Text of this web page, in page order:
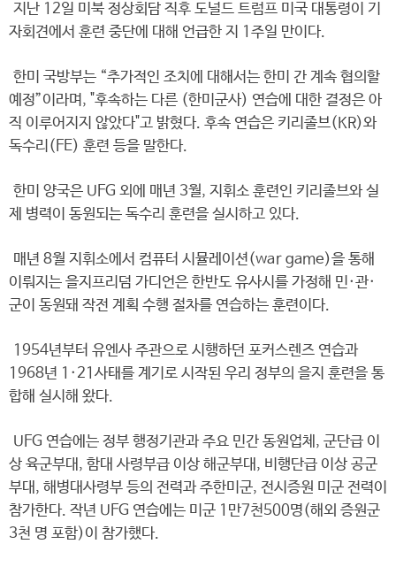
지난 12일 미북 정상회담 직후 도널드 트럼프 미국 대통령이 기
자회견에서 훈련 중단에 대해 언급한 지 1주일 만이다.
한미 국방부는 “추가적인 조치에 대해서는 한미 간 계속 협의할
예정”이라며, "후속하는 다른 (한미군사) 연습에 대한 결정은 아
직 이루어지지 않았다"고 밝혔다. 후속 연습은 키리졸브(KR)와
독수리(FE) 훈련 등을 말한다.
한미 양국은 UFG 외에 매년 3월, 지휘소 훈련인 키리졸브와 실
제 병력이 동원되는 독수리 훈련을 실시하고 있다.
매년 8월 지휘소에서 컴퓨터 시뮬레이션(war game)을 통해
이뤄지는 을지프리덤 가디언은 한반도 유사시를 가정해 민·관·
군이 동원돼 작전 계획 수행 절차를 연습하는 훈련이다.
1954년부터 유엔사 주관으로 시행하던 포커스렌즈 연습과
1968년 1·21사태를 계기로 시작된 우리 정부의 을지 훈련을 통
합해 실시해 왔다.
UFG 연습에는 정부 행정기관과 주요 민간 동원업체, 군단급 이
상 육군부대, 함대 사령부급 이상 해군부대, 비행단급 이상 공군
부대, 해병대사령부 등의 전력과 주한미군, 전시증원 미군 전력이
참가한다. 작년 UFG 연습에는 미군 1만7천500명(해외 증원군
3천 명 포함)이 참가했다.